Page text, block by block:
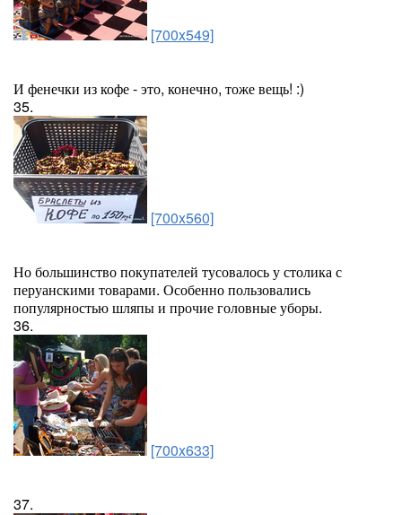
[700x549]
И фенечки из кофе - это, конечно, тоже вещь! :)
35.
[700x560]
Но большинство покупателей тусовалось у столика с
перуанскими товарами. Особенно пользовались
популярностью шляпы и прочие головные уборы.
36.
[700x633]
37.